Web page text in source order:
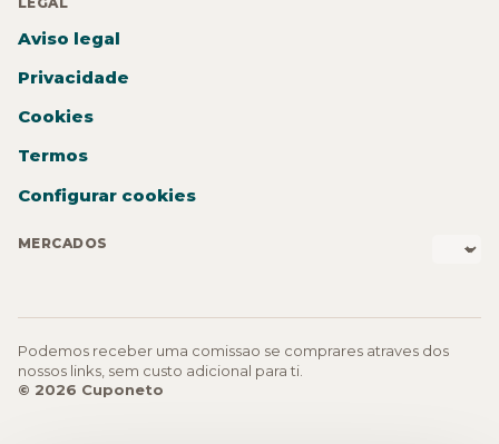
Aviso legal
Privacidade
Cookies
Termos
Configurar cookies
MERCADOS
Podemos receber uma comissao se comprares atraves dos
nossos links, sem custo adicional para ti.
© 2026 Cuponeto